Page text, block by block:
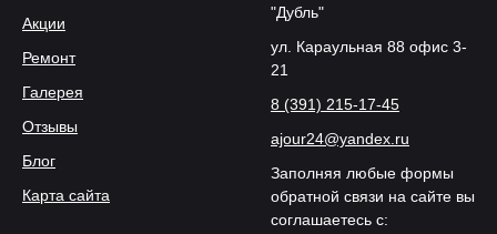
Акции
Ремонт
Галерея
Отзывы
Блог
Карта сайта
"Дубль"
ул. Караульная 88 офис 3-
21
8 (391) 215-17-45
ajour24@yandex.ru
Заполняя любые формы
обратной связи на сайте вы
соглашаетесь с: